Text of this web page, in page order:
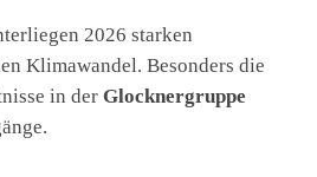
2026 starken
Klimawandel. Besonders die
in der Glocknergruppe